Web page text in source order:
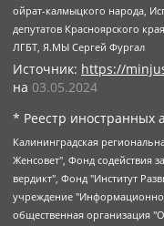
ойрат-калмыцкого народа,
депутатов Красноярского
ЛГБТ, Я.МЫ Сергей Фургал
Источник: https://
на 03.05.2024
* Реестр иностранных
Калининградская региональная общественная организация "Экозащита!-Женсовет", Фонд содействия защите прав и свобод граждан "Общественный вердикт", Фонд "Институт Развития Свободы Информации", Частное учреждение "Информационное агентство МЕМО. РУ", Региональная общественная организация "Общественная комиссия по сохранению наследия академика Сахарова", Фонд поддержки свободы прессы, Санкт-Петербургская общественная правозащитная организация "Гражданский контроль", Межрегиональная общественная организация "Информационно-просветительский центр "Мемориал", Региональный Фонд "Центр Защиты Прав Средств Массовой Информации", с 05.12.2023 Фонд "Центр Защиты Прав Средств массовой информации", Региональная общественная благотворительная организация помощи беженцам и мигрантам "Гражданское содействие", Негосударственное образовательное учреждение дополнительного профессионального образования (повышение квалификации) специалистов "АКАДЕМИЯ ПО ПРАВАМ ЧЕЛОВЕКА", Свердловская региональная общественная организация "Сутяжник", Автономная некоммерческая организация "Центр независимых социологических исследований", Союз общественных объединений "Российский исследовательский центр по правам человека", Региональное общественное учреждение научно-информационный центр "МЕМОРИАЛ", Некоммерческая организация "Фонд защиты гласности", Автономная некоммерческая организация "Институт прав человека", Городская общественная организация "Екатеринбургское общество "МЕМОРИАЛ", Городская общественная организация "Рязанское историко-просветительское и правозащитное общество "Мемориал" (Рязанский Мемориал), Челябинский региональный орган общественной самодеятельности – женское общественное объединение "Женщины Евразии", Челябинский региональный орган общественной самодеятельности "Уральская правозащитная группа", Фонд содействия защите здоровья и социальной справедливости имени Андрея Рылькова, Автономная Некоммерческая Организация "Аналитический Центр Юрия Левады", Автономная некоммерческая организация социальной поддержки населения "Проект Апрель", Региональная общественная организация помощи женщинам и детям, находящимся в кризисной ситуации "Информационно-методический центр "Анна", Фонд содействия развитию массовых коммуникаций и правовому просвещению "Так-так-Так", Фонд содействия устойчивому развитию "Серебряная тайга", Свердловский региональный общественный фонд социальных проектов "Новое время", "Idel.Реалии", Кавказ.Реалии, Крым.Реалии, Телеканал Настоящее Время, Татаро-башкирская служба Радио Свобода (Azatliq Radiosi), Радио Свободная Европа/Радио Свобода (PCE/PC), "Сибирь.Реалии", "Фактограф", Благотворительный фонд помощи осужденным и их семьям, Автономная некоммерческая организация "Институт глобализации и социальных движений", Фонд "В защиту прав заключенных", Частное учреждение "Центр поддержки и содействия развитию средств массовой информации", Пензенский региональный общественный благотворительный фонд "Гражданский союз", "Север.Реалии", Некоммерческая организация Фонд "Правовая инициатива", Общество с ограниченной ответственностью "Радио Свободная Европа/Радио Свобода", Чешское информационное агентство "MEDIUM-ORIENT", Красноярская региональная общественная организация "Мы против СПИДа", Камалягин Денис Николаевич, Маркелов Сергей Евгеньевич, Пономарев Лев Александрович, Савицкая Людмила Алексеевна, Автономная некоммерческая организация "Центр по работе с проблемой насилия "НАСИЛИЮ.НЕТ", Межрегиональный профессиональный союз работников здравоохранения "Альянс врачей", Юридическое лицо, зарегистрированное в Латвийской Республике, SIA "Medusa Project" (регистрационный номер 40103797863, дата регистрации 10.06.2014), Некоммерческая организация "Фонд по борьбе с коррупцией", Автономная некоммерческая организация "Институт права и публичной политики", Баданин Роман Сергеевич, Гликин Максим Александрович, Железнова Мария Михайловна, Лукьянова Юлия Сергеевна, Маетная Елизавета Витальевна, Маняхин Петр Борисович, Чуракова